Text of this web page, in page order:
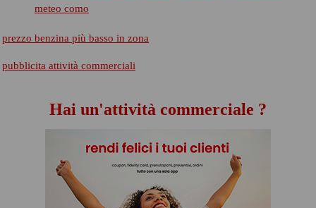
meteo como
prezzo benzina più basso in zona
pubblicita attività commerciali
Hai un'attività commerciale ?